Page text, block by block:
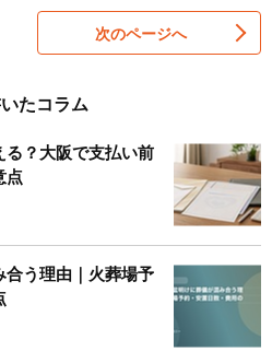
次のページへ
たコラム
る？大阪で支払い前
点
合う理由｜火葬場予